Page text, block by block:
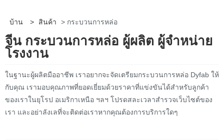
บ้าน > สินค้า > กระบวนการหล่อ
จีน กระบวนการหล่อ ผู้ผลิต ผู้จำหน่าย
โรงงาน
ในฐานะผู้ผลิตมืออาชีพ เราอยากจะจัดเตรียมกระบวนการหล่อ Dyfab ให้
กับคุณ เรามอบคุณภาพที่ยอดเยี่ยมด้วยราคาที่แข่งขันได้สำหรับลูกค้า
ของเราในยุโรป อเมริกาเหนือ ฯลฯ โปรดสละเวลาสำรวจเว็บไซต์ของ
เรา และอย่าลังเลที่จะติดต่อเราหากคุณต้องการบริการใดๆ